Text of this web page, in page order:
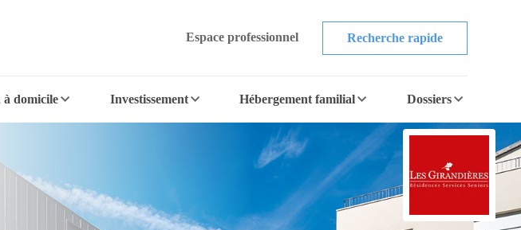
Espace professionnel Recherche rapide
domicile Investissement Hébergement familial Dossiers